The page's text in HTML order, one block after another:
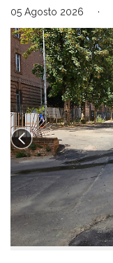
05 Agosto 2026